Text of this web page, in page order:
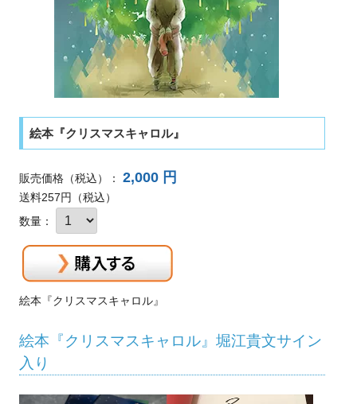
絵本『クリスマスキャロル』
販売価格 （税込） ： 2,000 円
送料257円（税込）
数量：
絵本『クリスマスキャロル』
絵本『クリスマスキャロル』堀江貴文サイン
入り